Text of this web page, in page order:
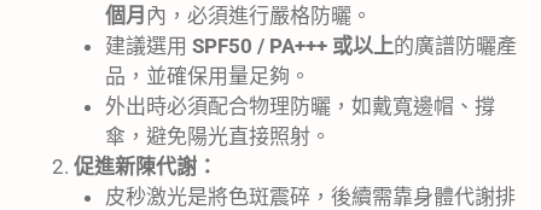
個月 內，必須進行嚴格防曬。
建議選用 SPF50 / PA+++ 或以上的廣譜防曬產
品，並確保用量足夠。
外出時必須配合物理防曬，如戴寬邊帽、撐
傘，避免陽光直接照射。
促進新陳代謝：
皮秒激光是將色斑震碎，後續需靠身體代謝排